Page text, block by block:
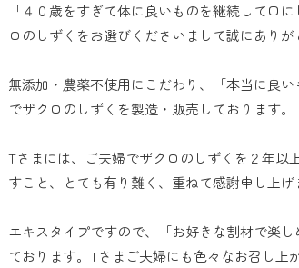
「４０歳をすぎて体に良いものを継続して口
ロのしずくをお選びくださいまして誠にあり
無添加・農薬不使用にこだわり、「本当に良
でザクロのしずくを製造・販売しております。
Tさまには、ご夫婦でザクロのしずくを２年以
すこと、とても有り難く、重ねて感謝申し上げ
エキスタイプですので、「お好きな割材で楽
ております。Tさまご夫婦にも色々なお召し上